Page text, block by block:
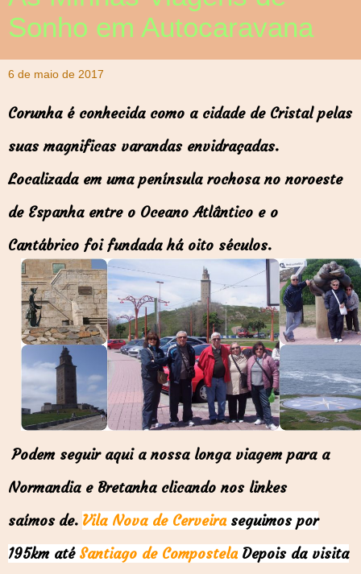
Sonho em Autocaravana
6 de maio de 2017
Corunha é conhecida como a cidade de Cristal pelas
suas magnificas varandas envidraçadas.
Localizada em uma península rochosa no noroeste
de Espanha entre o Oceano Atlântico e o
Cantábrico foi fundada há oito séculos.
Podem seguir aqui a nossa longa viagem para a
Normandia e Bretanha clicando nos linkes
saímos de. Vila Nova de Cerveira seguimos por
195km até Santiago de Compostela Depois da visita